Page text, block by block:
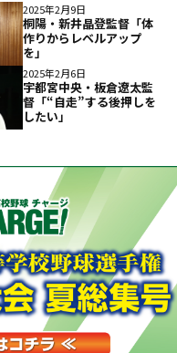
2025年2月9日
桐陽・新井晶登監督「体
作りからレベルアップ
を」
2025年2月6日
宇都宮中央・板倉遼太監
督「“自走”する後押しを
したい」